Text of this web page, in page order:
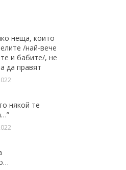
неща, които
/най-вече
и бабите/, не
да правят
някой те